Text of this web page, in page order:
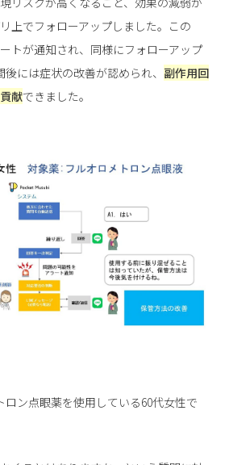
上でフォローアップしました。この
トが通知され、同様にフォローアップ
には症状の改善が認められ、 副作用回
献できました。
ロン点眼薬を使用している60代女性で